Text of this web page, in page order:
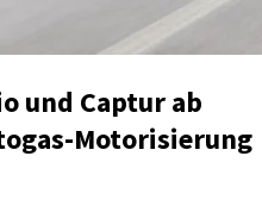
und Captur ab
Motorisierung